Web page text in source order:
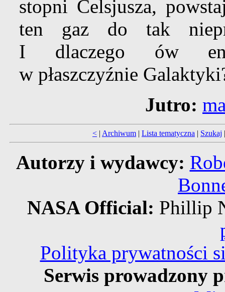
stopni Celsjusza,
ten gaz do tak
I dlaczego ów
w płaszczyźnie
Jutro:
< | Archiwum | Lista tematyczna | Szukaj
Autorzy i wydawcy:
NASA Official: Phillip
Polityka prywatności
Serwis prowadzony